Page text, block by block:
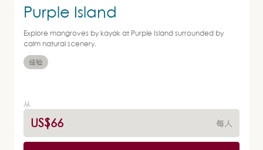
Purple Island
Explore mangroves by kayak at Purple Island surrounded by
calm natural scenery.
经验
从
US$66 每人